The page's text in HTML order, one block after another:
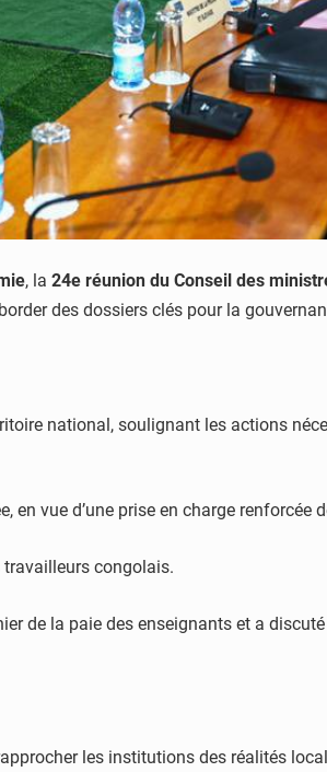
, la 24e réunion du Conseil des
des dossiers clés pour la
national, soulignant les actions
vue d’une prise en charge renforcée
congolais.
de la paie des enseignants et a
les institutions des réalités